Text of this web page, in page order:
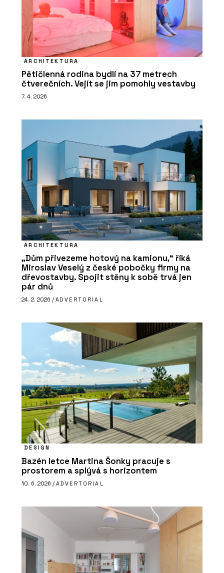
ARCHITEKTURA
Pětičlenná rodina bydlí na 37 metrech
čtverečních. Vejít se jim pomohly vestavby
7. 4. 2026
ARCHITEKTURA
„Dům přivezeme hotový na kamionu,“ říká
Miroslav Veselý z české pobočky firmy na
dřevostavby. Spojit stěny k sobě trvá jen
pár dnů
24. 2. 2026 / ADVERTORIAL
DESIGN
Bazén letce Martina Šonky pracuje s
prostorem a splývá s horizontem
10. 6. 2026 / ADVERTORIAL